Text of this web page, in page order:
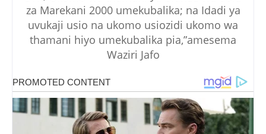
za Marekani 2000 umekubalika; na Idadi ya
uvukaji usio na ukomo usiozidi ukomo wa
thamani hiyo umekubalika pia,”amesema
Waziri Jafo